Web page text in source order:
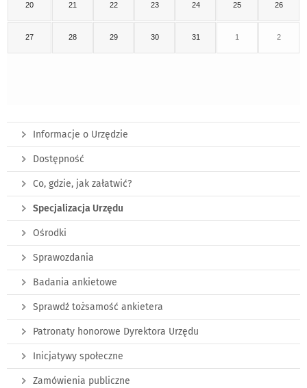
20 21 22 23 24 25 26
27 28 29 30 31 1 2
Informacje o Urzędzie
Dostępność
Co, gdzie, jak załatwić?
Specjalizacja Urzędu
Ośrodki
Sprawozdania
Badania ankietowe
Sprawdź tożsamość ankietera
Patronaty honorowe Dyrektora Urzędu
Inicjatywy społeczne
Zamówienia publiczne